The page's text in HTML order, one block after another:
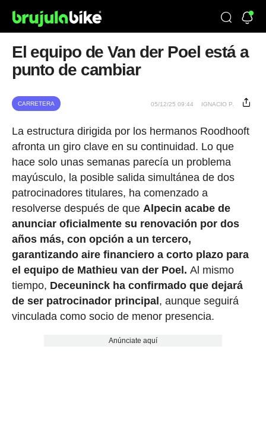
El equipo de Van der Poel está a
punto de cambiar
CARRETERA 05/12/25 09:44 IGNACIO P.
La estructura dirigida por los hermanos Roodhooft
afronta un giro clave en su continuidad. Lo que
hace solo unas semanas parecía un problema
mayúsculo, la posible salida simultánea de dos
patrocinadores titulares, ha comenzado a
resolverse después de que Alpecin acabe de
anunciar oficialmente su renovación por dos
años más, con opción a un tercero,
garantizando aire financiero a corto plazo para
el equipo de Mathieu van der Poel. Al mismo
tiempo, Deceuninck ha confirmado que dejará
de ser patrocinador principal , aunque seguirá
vinculada como socio de menor presencia.
Anúnciate aquí